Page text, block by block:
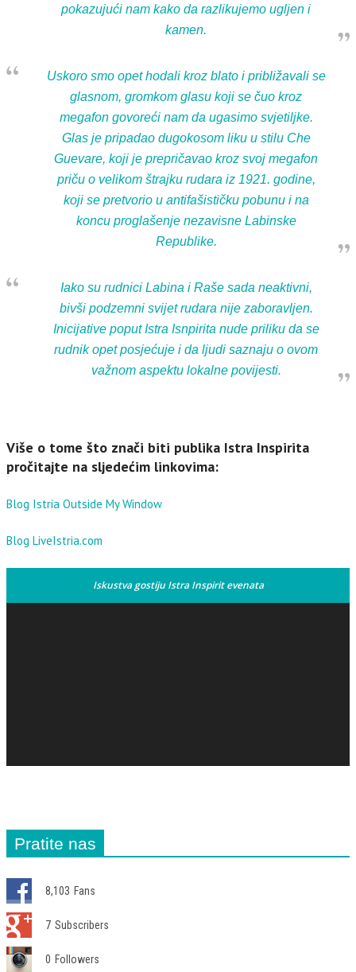
pokazujući nam kako da razlikujemo ugljen i
kamen.
Uskoro smo opet hodali kroz blato i približavali se
glasnom, gromkom glasu koji se čuo kroz
megafon govoreći nam da ugasimo svjetiljke.
Glas je pripadao dugokosom liku u stilu Che
Guevare, koji je prepričavao kroz svoj megafon
priču o velikom štrajku rudara iz 1921. godine,
koji se pretvorio u antifašističku pobunu i na
koncu proglašenje nezavisne Labinske
Republike.
Iako su rudnici Labina i Raše sada neaktivni,
bivši podzemni svijet rudara nije zaboravljen.
Inicijative poput Istra Isnpirita nude priliku da se
rudnik opet posjećuje i da ljudi saznaju o ovom
važnom aspektu lokalne povijesti.
Više o tome što znači biti publika Istra Inspirita
pročitajte na sljedećim linkovima:
Blog Istria Outside My Window
Blog LiveIstria.com
Iskustva gostiju Istra Inspirit evenata
Pratite nas
8,103 Fans
7 Subscribers
0 Followers